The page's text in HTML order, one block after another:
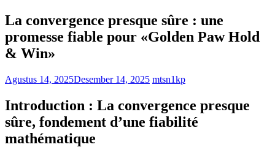
La convergence presque sûre : une
promesse fiable pour «Golden Paw Hold
& Win»
Agustus 14, 2025Desember 14, 2025 mtsn1kp
Introduction : La convergence presque
sûre, fondement d’une fiabilité
mathématique